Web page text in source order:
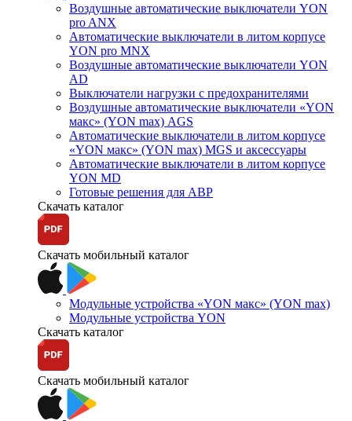
Воздушные автоматические выключатели YON
pro ANX
Автоматические выключатели в литом корпусе
YON pro MNX
Воздушные автоматические выключатели YON
AD
Выключатели нагрузки с предохранителями
Воздушные автоматические выключатели «YON
макс» (YON max) AGS
Автоматические выключатели в литом корпусе
«YON макс» (YON max) MGS и аксессуары
Автоматические выключатели в литом корпусе
YON MD
Готовые решения для АВР
Скачать каталог
Скачать мобильный каталог
Модульные устройства «YON макс» (YON max)
Модульные устройства YON
Скачать каталог
Скачать мобильный каталог